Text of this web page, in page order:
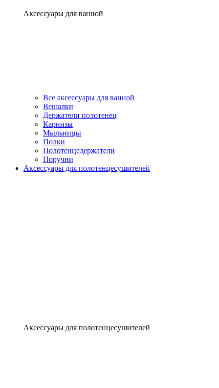
Аксессуары для ванной
Все аксессуары для ванной
Вешалки
Держатели полотенец
Карнизы
Мыльницы
Полки
Полотенцедержатели
Поручни
Аксессуары для полотенцесушителей
Аксессуары для полотенцесушителей